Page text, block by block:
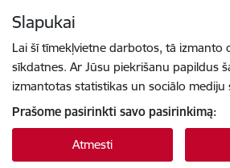
Slapukai
Lai šī tīmekļvietne darbotos, tā izmanto
sīkdatnes. Ar Jūsu piekrišanu papildus
izmantotas statistikas un sociālo mediju
Prašome pasirinkti savo pasirinkimą:
Atmesti